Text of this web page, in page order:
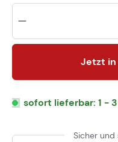
Jetzt in
sofort lieferbar: 1 -
Sicher und